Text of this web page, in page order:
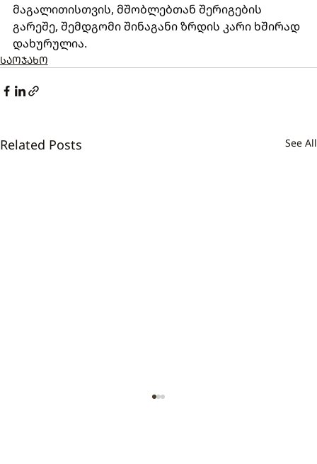
მაგალითისთვის, მშობლებთან შერიგების
გარეშე, შემდგომი შინაგანი ზრდის კარი ხშირად
დახურულია.
ᲡᲐᲝᲯᲐᲮᲝ
Related Posts See All